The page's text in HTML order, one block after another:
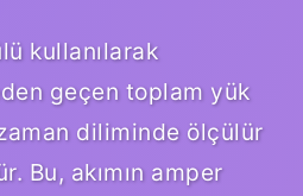
kullanılarak
geçen toplam yük
diliminde ölçülür
Bu, akımın amper